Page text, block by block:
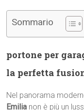
Sommario
portone per
la perfetta
Nel panorama
Emilia non è più un